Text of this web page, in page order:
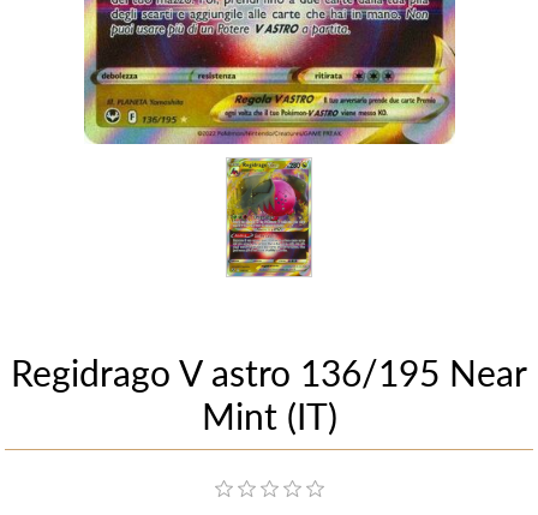
Regidrago V astro 136/195 Near
Mint (IT)